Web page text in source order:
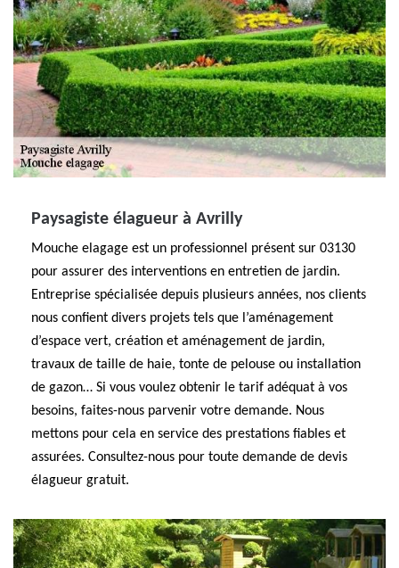
Paysagiste élagueur à Avrilly
Mouche elagage est un professionnel présent sur 03130
pour assurer des interventions en entretien de jardin.
Entreprise spécialisée depuis plusieurs années, nos clients
nous confient divers projets tels que l’aménagement
d’espace vert, création et aménagement de jardin,
travaux de taille de haie, tonte de pelouse ou installation
de gazon… Si vous voulez obtenir le tarif adéquat à vos
besoins, faites-nous parvenir votre demande. Nous
mettons pour cela en service des prestations fiables et
assurées. Consultez-nous pour toute demande de devis
élagueur gratuit.